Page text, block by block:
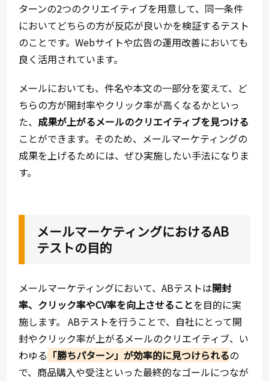
ターンの2つのクリエイティブを用意して、同一条件
においてどちらの方が反応が良いかを検証するテスト
のことです。Webサイトや広告の運用改善においても
良く活用されています。
メールにおいても、件名や本文の一部分を変えて、ど
ちらの方が開封率やクリック率が高くなるかといっ
た、 成果が上がるメールのクリエイティブを見つける
ことができます。そのため、メールマーケティングの
成果を上げるためには、ぜひ実施したい手法になりま
す。
メールマーケティングにおけるAB
テストの目的
メールマーケティングにおいて、ABテストは開封
率、クリック率やCV率を向上させることを目的に実
施します。 ABテストを行うことで、自社にとって開
封やクリック率が上がるメールのクリエイティブ、い
わゆる 「勝ちパターン」が効率的に見つけられるの
で、商品購入や受注といった最終的なゴールにつなが